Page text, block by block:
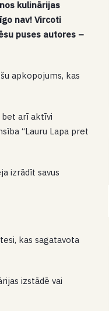
kulinārijas
nav! Vircoti
puses autores –
apkopojums, kas
bet arī aktīvi
“Lauru Lapa pret
izrādīt savus
kas sagatavota
izstādē vai